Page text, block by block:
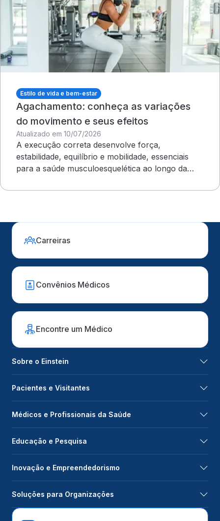
Estilo de vida e bem-estar
Agachamento: conheça as variações
do movimento e seus efeitos
Atualizado em 10/07/2026
A execução correta desenvolve força,
estabilidade, equilíbrio e mobilidade, essenciais
para a saúde musculoesquelética ao longo da
Carreiras
Convênios Médicos
Encontre um Médico
Sobre o Einstein
Pacientes e Visitantes
Médicos e Profissionais da Saúde
Educação e Pesquisa
Inovação e Empreendedorismo
Soluções para Organizações